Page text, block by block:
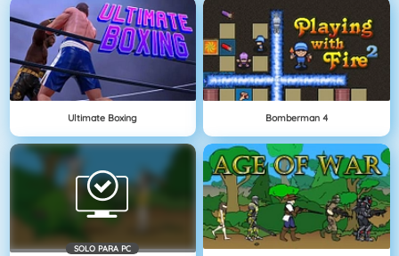
Ultimate Boxing Bomberman 4
SOLO PARA PC